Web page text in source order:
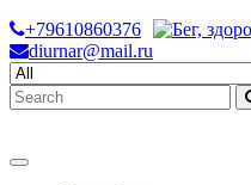
Skip
to
content
+79610860376
diurnar@mail.ru
Search
for: